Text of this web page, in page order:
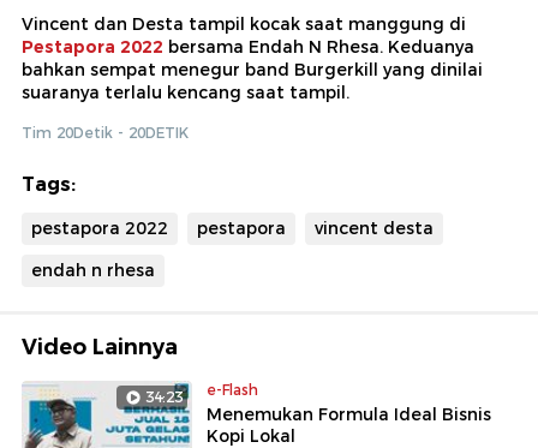
Vincent dan Desta tampil kocak saat manggung di
Pestapora 2022 bersama Endah N Rhesa. Keduanya
bahkan sempat menegur band Burgerkill yang dinilai
suaranya terlalu kencang saat tampil.
Tim 20Detik - 20DETIK
Tags:
pestapora 2022 pestapora
vincent desta
endah n rhesa
Video Lainnya
34:23 e-Flash
Menemukan Formula Ideal Bisnis
Kopi Lokal